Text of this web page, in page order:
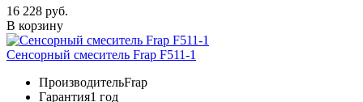
16 228 руб.
В корзину
Сенсорный смеситель Frap F511-1
ПроизводительFrap
Гарантия1 год